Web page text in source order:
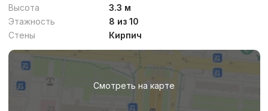
Высота
3.3 м
Этажность
8 из 10
Стены
Кирпич
Смотреть на карте